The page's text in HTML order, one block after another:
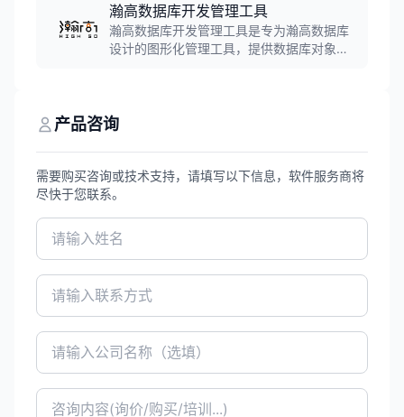
高性能、高安全、高可用特点，累计装机部
署超100万套，广泛应用于能源、金融、电
信、政务等关键领域。
瀚高数据库开发管理工具
瀚高数据库开发管理工具是专为瀚高数据库
设计的图形化管理工具，提供数据库对象管
产品咨询
需要购买咨询或技术支持，请填写以下信息，软件服务商将
尽快于您联系。